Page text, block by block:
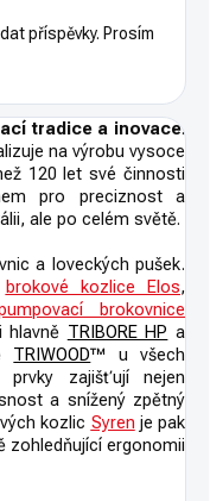
příspěvky. Prosím
tradice a inovace.
na výrobu vysoce
120 let své činnosti
pro preciznost a
ale po celém světě.
a loveckých pušek.
brokové kozlice Elos,
brokovnice
hlavně TRIBORE HP a
TRIWOOD™ u všech
zajišťují nejen
a snížený zpětný
kozlic Syren je pak
zohledňující ergonomii